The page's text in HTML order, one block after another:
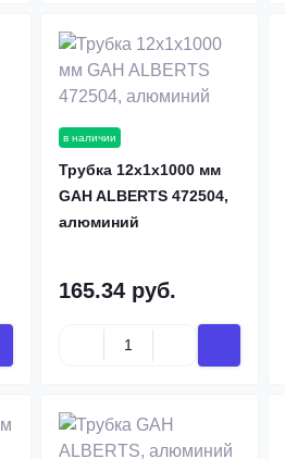
в наличии
Трубка 12х1х1000 мм
GAH ALBERTS 472504,
алюминий
165.34 руб.